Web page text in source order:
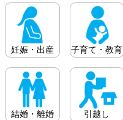
妊娠・出産 子育て・教育
結婚・離婚 引越し